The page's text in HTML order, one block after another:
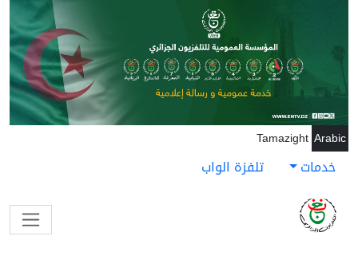
تجاوز إلى المحتوى الرئيسي
Arabic
Tamazight
خدمات تلفزة الواب